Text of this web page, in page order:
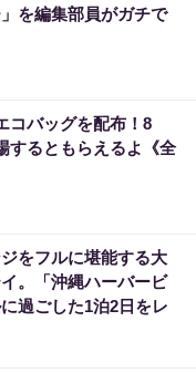
を編集部員がガチで
コバッグを配布！8
するともらえるよ《全
をフルに堪能する大
。「沖縄ハーバービ
過ごした1泊2日をレ